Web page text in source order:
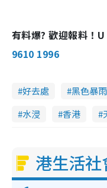
有料爆? 歡迎報料
9610 1996
好去處 黑色暴雨
水浸
香港
港生活社